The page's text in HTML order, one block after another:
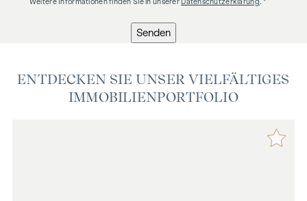
Weitere Informationen finden Sie in unserer Datenschutzerklärung. *
Senden
ENTDECKEN SIE UNSER VIELFÄLTIGES
IMMOBILIENPORTFOLIO